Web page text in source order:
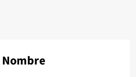
Nombre